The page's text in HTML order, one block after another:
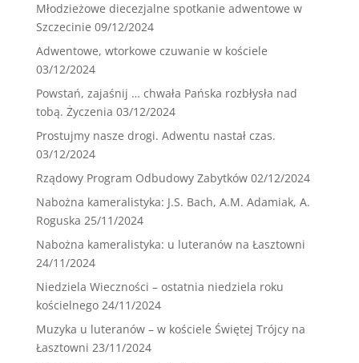
Młodzieżowe diecezjalne spotkanie adwentowe w
Szczecinie 09/12/2024
Adwentowe, wtorkowe czuwanie w kościele
03/12/2024
Powstań, zajaśnij … chwała Pańska rozbłysła nad
tobą. Życzenia 03/12/2024
Prostujmy nasze drogi. Adwentu nastał czas.
03/12/2024
Rządowy Program Odbudowy Zabytków 02/12/2024
Nabożna kameralistyka: J.S. Bach, A.M. Adamiak, A.
Roguska 25/11/2024
Nabożna kameralistyka: u luteranów na Łasztowni
24/11/2024
Niedziela Wieczności – ostatnia niedziela roku
kościelnego 24/11/2024
Muzyka u luteranów – w kościele Świętej Trójcy na
Łasztowni 23/11/2024